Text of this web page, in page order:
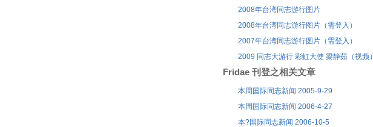
2008年台湾同志游行图片
2008年台湾同志游行图片（需登入）
2007年台湾同志游行图片（需登入）
2009 同志大游行 彩虹大使 梁静茹（视频）
Fridae 刊登之相关文章
本周国际同志新闻 2005-9-29
本周国际同志新闻 2006-4-27
本?国际同志新闻 2006-10-5